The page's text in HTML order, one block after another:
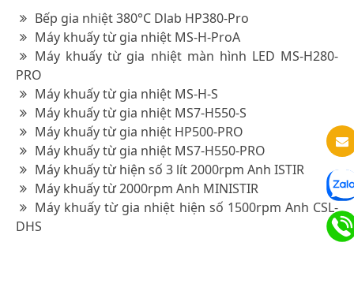
Bếp gia nhiệt 380°C Dlab HP380-Pro
Máy khuấy từ gia nhiệt MS-H-ProA
Máy khuấy từ gia nhiệt màn hình LED MS-H280-
PRO
Máy khuấy từ gia nhiệt MS-H-S
Máy khuấy từ gia nhiệt MS7-H550-S
Máy khuấy từ gia nhiệt HP500-PRO
Máy khuấy từ gia nhiệt MS7-H550-PRO
Máy khuấy từ hiện số 3 lít 2000rpm Anh ISTIR
Máy khuấy từ 2000rpm Anh MINISTIR
Máy khuấy từ gia nhiệt hiện số 1500rpm Anh CSL-
DHS